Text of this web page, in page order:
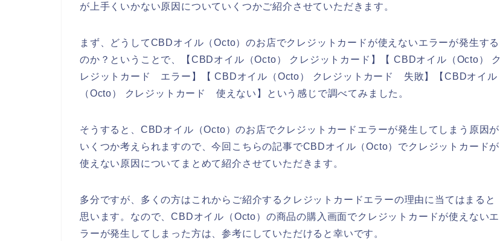
が上手くいかない原因についていくつかご紹介させていただきます。
まず、どうしてCBDオイル（Octo）のお店でクレジットカードが使えないエラーが発生する
のか？ということで、【CBDオイル（Octo） クレジットカード】【 CBDオイル（Octo） ク
レジットカード エラー】【 CBDオイル（Octo） クレジットカード 失敗】【CBDオイル
（Octo） クレジットカード 使えない】という感じで調べてみました。
そうすると、CBDオイル（Octo）のお店でクレジットカードエラーが発生してしまう原因が
いくつか考えられますので、今回こちらの記事でCBDオイル（Octo）でクレジットカードが
使えない原因についてまとめて紹介させていただきます。
多分ですが、多くの方はこれからご紹介するクレジットカードエラーの理由に当てはまると
思います。なので、CBDオイル（Octo）の商品の購入画面でクレジットカードが使えないエ
ラーが発生してしまった方は、参考にしていただけると幸いです。